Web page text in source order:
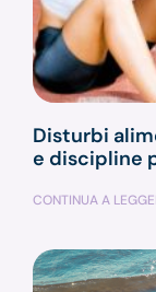
Disturbi
e discipline
CONTINUA A